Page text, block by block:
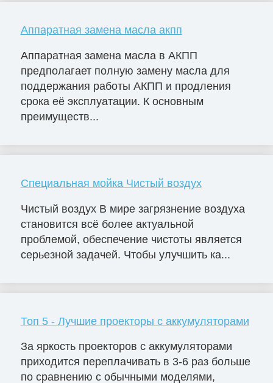
Аппаратная замена масла акпп
Аппаратная замена масла в АКПП
предполагает полную замену масла для
поддержания работы АКПП и продления
срока её эксплуатации. К основным
преимуществ...
Специальная мойка Чистый воздух
Чистый воздух В мире загрязнение воздуха
становится всё более актуальной
проблемой, обеспечение чистоты является
серьезной задачей. Чтобы улучшить ка...
Топ 5 - Лучшие проекторы с аккумуляторами
За яркость проекторов с аккумуляторами
приходится переплачивать в 3-6 раз больше
по сравнению с обычными моделями,